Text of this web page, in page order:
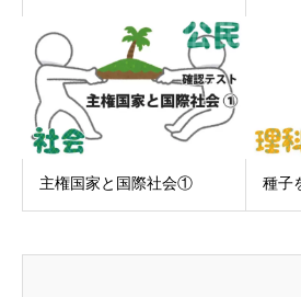
主権国家と国際社会① 種子